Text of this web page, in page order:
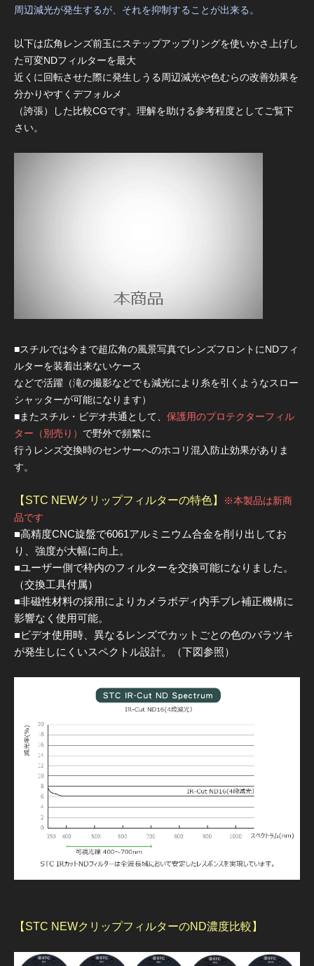
周辺減光が発生するが、それを抑制することが出来る。
以下は広角レンズ前玉にステップアップリングを使いかさ上げし
た可変NDフィルターを最大
近くに回転させた際に発生しうる周辺減光や色むらの改善効果を
分かりやすくデフォルメ
（誇張）した比較CGです。理解を助ける参考程度としてご覧下
さい。
■スチルでは今まで超広角の風景写真でレンズフロントにNDフィ
ルターを装着出来ないケース
などで活躍（滝の撮影などでも減光により糸を引くようなスロー
シャッターが可能になります）
■またスチル・ビデオ共通として、 保護用のプロテクターフィル
ター（別売り） で野外で頻繁に
行うレンズ交換時のセンサーへのホコリ混入防止効果がありま
す。
【STC NEWクリップフィルターの特色】
※本製品は新商
品です
■高精度CNC旋盤で6061アルミニウム合金を削り出してお
り、強度が大幅に向上。
■ユーザー側で枠内のフィルターを交換可能になりました。
（交換工具付属）
■非磁性材料の採用によりカメラボディ内手ブレ補正機構に
影響なく使用可能。
■ビデオ使用時、異なるレンズでカットごとの色のバラツキ
が発生しにくいスペクトル設計。（下図参照）
【STC NEWクリップフィルターのND濃度比較】